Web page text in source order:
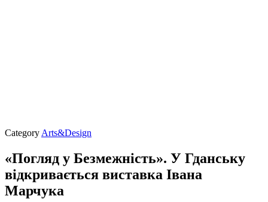
Category Arts&Design
«Погляд у Безмежність». У Гданську
відкривається виставка Івана
Марчука